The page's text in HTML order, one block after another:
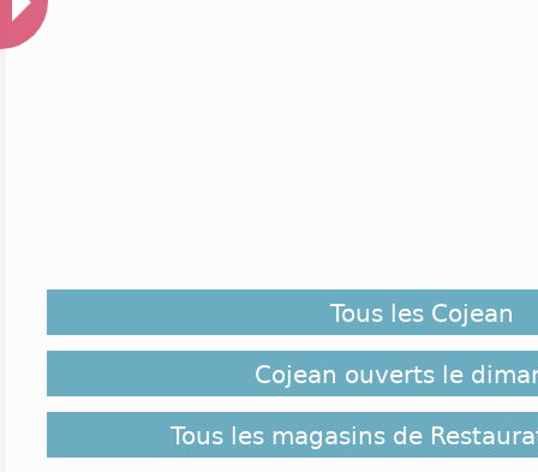
Tous les Cojean
Cojean ouverts le
Tous les magasins de